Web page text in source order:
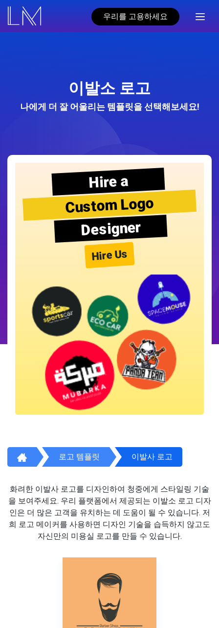
우리를 고용하세요
이발소 로고
나에게 더 잘 어울리는 템플릿을 선택해보세요!
Hire a
Custom Logo
Designer
Hire Us
로고 템플릿 이발사 로고
화려한 이발사 로고를 디자인하여 청중에게 스타일링 기술
을 보여주세요. 우리 플랫폼에서 제공되는 이발소 로고 디자
인은 더 많은 고객을 유치하는 데 도움이 될 수 있습니다. 저
희 로고 메이커를 사용하면 디자인 기술을 습득하지 않고도
자신만의 미용실 로고를 만들 수 있습니다.